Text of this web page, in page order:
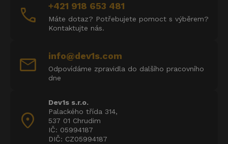
call +421 918 653 481
Máte dotaz? Potřebujete pomoct s výběrem?
Kontaktujte nás.
mail info@dev1s.com
Odpovídáme zpravidla do dalšího pracovního
dne
location_on
Dev1s s.r.o.
Palackého třída 314,
537 01 Chrudim
IČ: 05994187
DIČ: CZ05994187